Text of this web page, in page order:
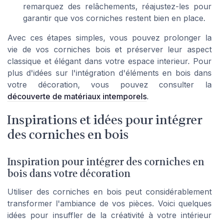
remarquez des relâchements, réajustez-les pour
garantir que vos corniches restent bien en place.
Avec ces étapes simples, vous pouvez prolonger la
vie de vos corniches bois et préserver leur aspect
classique et élégant dans votre espace interieur. Pour
plus d'idées sur l'intégration d'éléments en bois dans
votre décoration, vous pouvez consulter la
découverte de matériaux intemporels.
Inspirations et idées pour intégrer
des corniches en bois
Inspiration pour intégrer des corniches en
bois dans votre décoration
Utiliser des corniches en bois peut considérablement
transformer l'ambiance de vos pièces. Voici quelques
idées pour insuffler de la créativité à votre intérieur